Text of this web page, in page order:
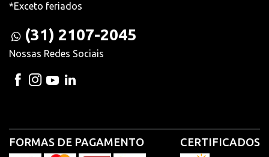
*Exceto feriados
(31) 2107-2045
Nossas Redes Sociais
FORMAS DE PAGAMENTO CERTIFICADOS